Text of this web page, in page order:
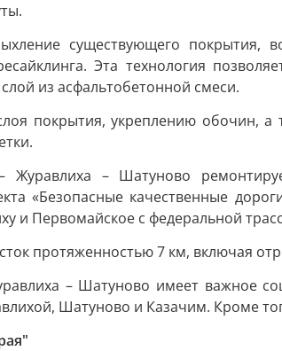
существующего покрытия,
Эта технология
из асфальтобетонной смеси.
покрытия, укреплению обочин,
– Шатуново
«Безопасные качественные
и Первомайское с федеральной
протяженностью 7 км, включая
– Шатуново имеет важное
Шатуново и Казачим. Кроме